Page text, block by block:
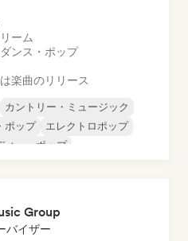
ーム
ダンス・ポップ
楽曲のリリース
カントリー・ミュージック
ポップ
エレクトロポップ
ィー・ポップ
Group
バイザー